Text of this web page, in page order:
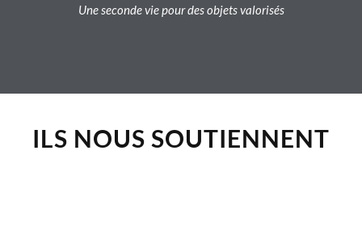
Une seconde vie pour des objets valorisés
ILS NOUS SOUTIENNENT